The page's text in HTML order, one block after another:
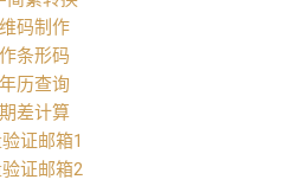
码制作
条形码
历查询
差计算
证邮箱1
证邮箱2